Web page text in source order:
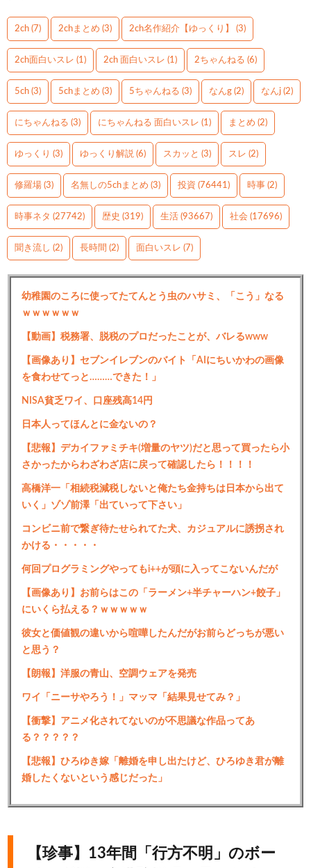
2ch (7) 2chまとめ (3) 2ch名作紹介【ゆっくり】 (3)
2ch面白いスレ (1) 2ch 面白いスレ (1) 2ちゃんねる (6)
5ch (3) 5chまとめ (3) 5ちゃんねる (3) なんg (2) なんj (2)
にちゃんねる (3) にちゃんねる 面白いスレ (1) まとめ (2)
ゆっくり (3) ゆっくり解説 (6) スカッと (3) スレ (2)
修羅場 (3) 名無しの5chまとめ (3) 投資 (76441) 時事 (2)
時事ネタ (27742) 歴史 (319) 生活 (93667) 社会 (17696)
聞き流し (2) 長時間 (2) 面白いスレ (7)
幼稚園のころに使ってたてんとう虫のハサミ、「こう」なる
ｗｗｗｗｗｗ
【動画】税務署、脱税のプロだったことが、バレるwww
【画像あり】セブンイレブンのバイト「AIにちいかわの画像
を食わせてっと………できた！」
NISA貧乏ワイ、口座残高14円
日本人ってほんとに金ないの？
【悲報】デカイファミチキ(増量のヤツ)だと思って買ったら小
さかったからわざわざ店に戻って確認したら！！！！
高橋洋一「相続税減税しないと俺たち金持ちは日本から出て
いく」ゾゾ前澤「出ていって下さい」
コンビニ前で繋ぎ待たせられてた犬、カジュアルに誘拐され
かける・・・・・
何回プログラミングやってもi++が頭に入ってこないんだが
【画像あり】お前らはこの「ラーメン+半チャーハン+餃子」
にいくら払える？ｗｗｗｗｗ
彼女と価値観の違いから喧嘩したんだがお前らどっちが悪い
と思う？
【朗報】洋服の青山、空調ウェアを発売
ワイ「ニーサやろう！」マッマ「結果見せてみ？」
【衝撃】アニメ化されてないのが不思議な作品ってあ
る？？？？？
【悲報】ひろゆき嫁「離婚を申し出たけど、ひろゆき君が離
婚したくないという感じだった」
【珍事】13年間「行方不明」のボー